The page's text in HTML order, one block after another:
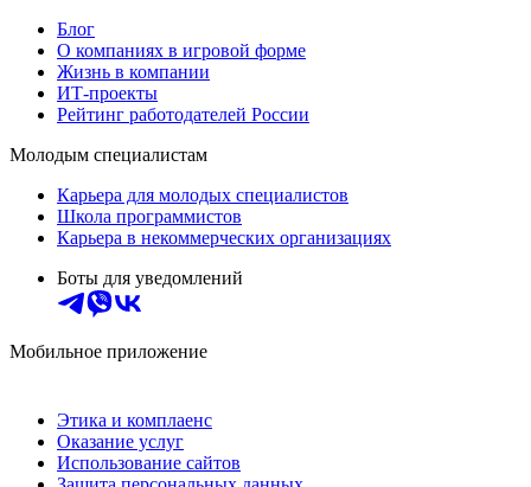
Блог
О компаниях в игровой форме
Жизнь в компании
ИТ-проекты
Рейтинг работодателей России
Молодым специалистам
Карьера для молодых специалистов
Школа программистов
Карьера в некоммерческих организациях
Боты для уведомлений
Мобильное приложение
Этика и комплаенс
Оказание услуг
Использование сайтов